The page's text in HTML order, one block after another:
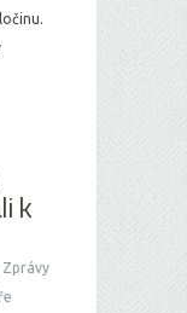
k
Zprávy